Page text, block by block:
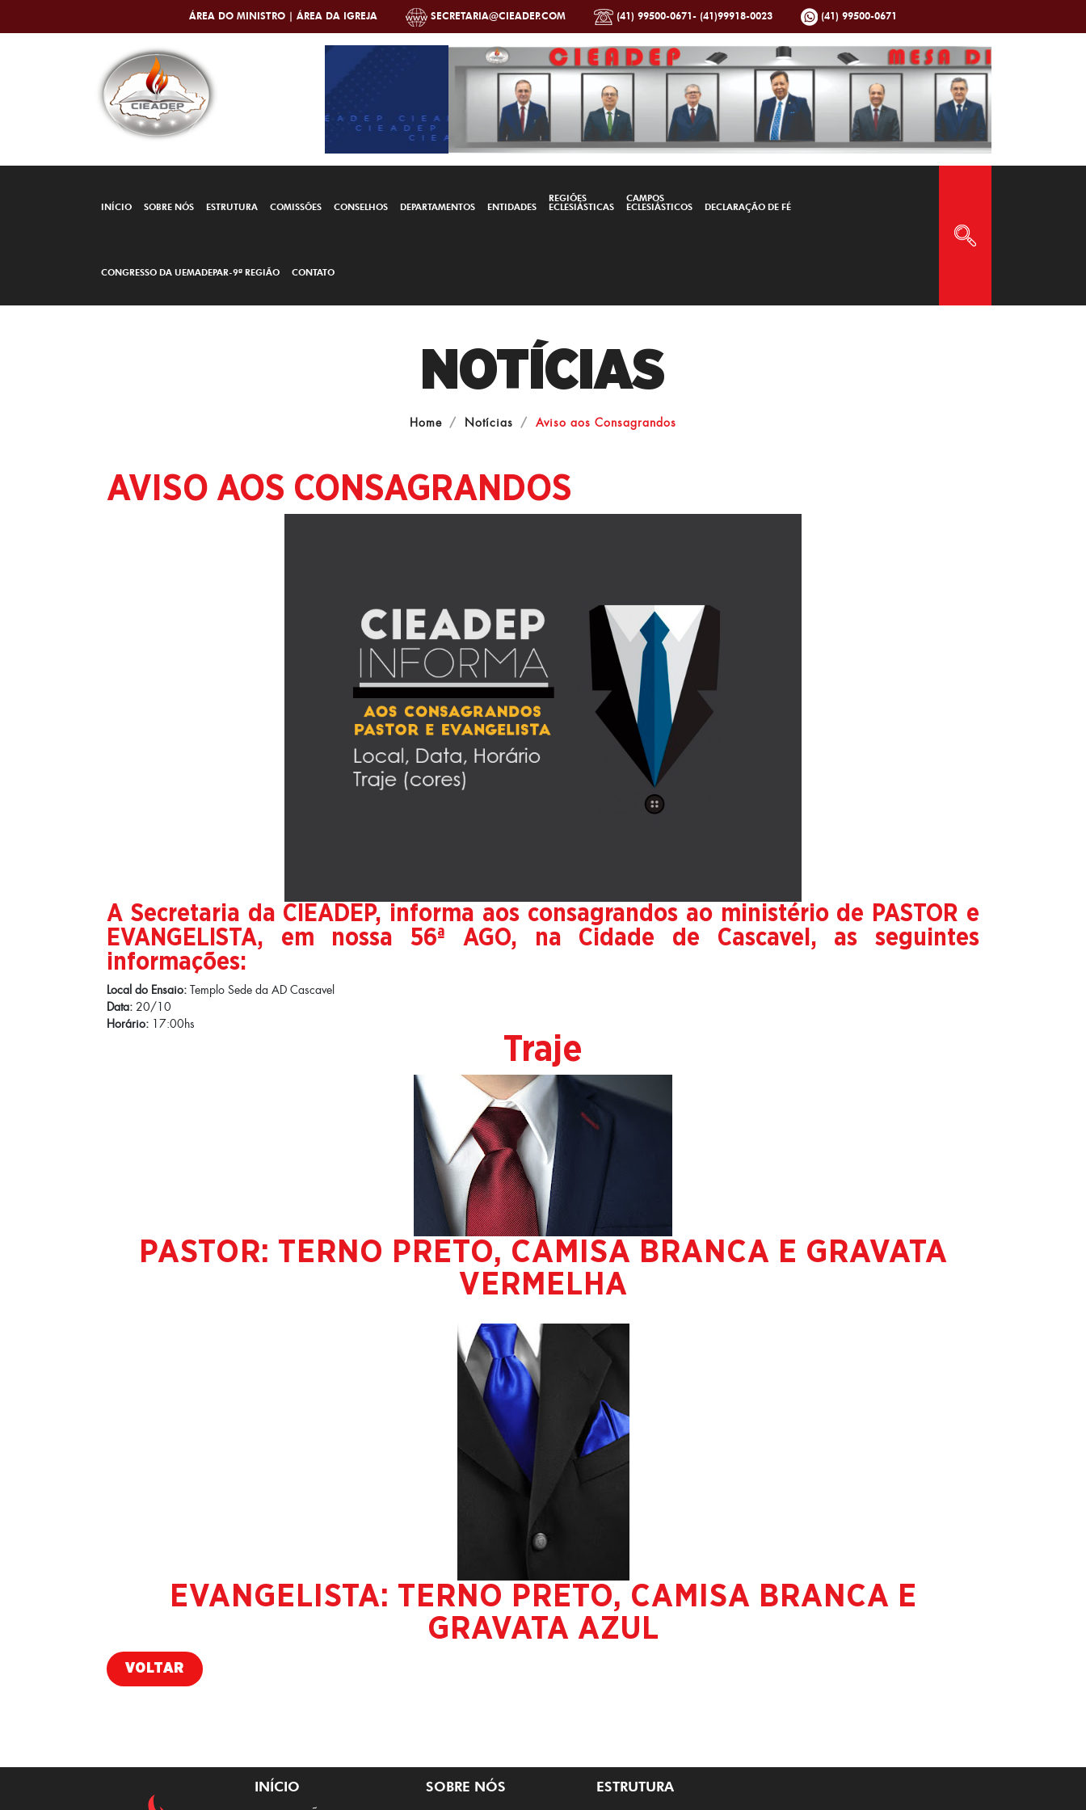
ÁREA DO MINISTRO | ÁREA DA IGREJA SECRETARIA@CIEADEP.COM (41) 99500-0671- (41)99918-0023 (41) 99500-0671
INÍCIO SOBRE NÓS ESTRUTURA COMISSÕES CONSELHOS DEPARTAMENTOS ENTIDADES
REGIÕES
ECLESIÁSTICAS
CAMPOS
ECLESIÁSTICOS DECLARAÇÃO DE FÉ
CONGRESSO DA UEMADEPAR-9ª REGIÃO CONTATO
NOTÍCIAS
Home Notícias Aviso aos Consagrandos
AVISO AOS CONSAGRANDOS
A Secretaria da CIEADEP, informa aos consagrandos ao ministério de PASTOR e
EVANGELISTA, em nossa 56ª AGO, na Cidade de Cascavel, as seguintes
informações:
Local do Ensaio: Templo Sede da AD Cascavel
Data: 20/10
Horário: 17:00hs
Traje
PASTOR: TERNO PRETO, CAMISA BRANCA E GRAVATA
VERMELHA
EVANGELISTA: TERNO PRETO, CAMISA BRANCA E
GRAVATA AZUL
VOLTAR
INÍCIO SOBRE NÓS
ESTRUTURA